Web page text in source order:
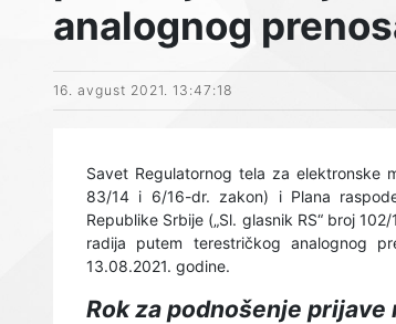
analognog
16. avgust 2021. 13:47:18
Savet Regulatornog tela za elektronske
83/14 i 6/16-dr. zakon) i Plana
Republike Srbije („Sl. glasnik RS“ broj
radija putem terestričkog analognog
13.08.2021. godine.
Rok za podnošenje prijave